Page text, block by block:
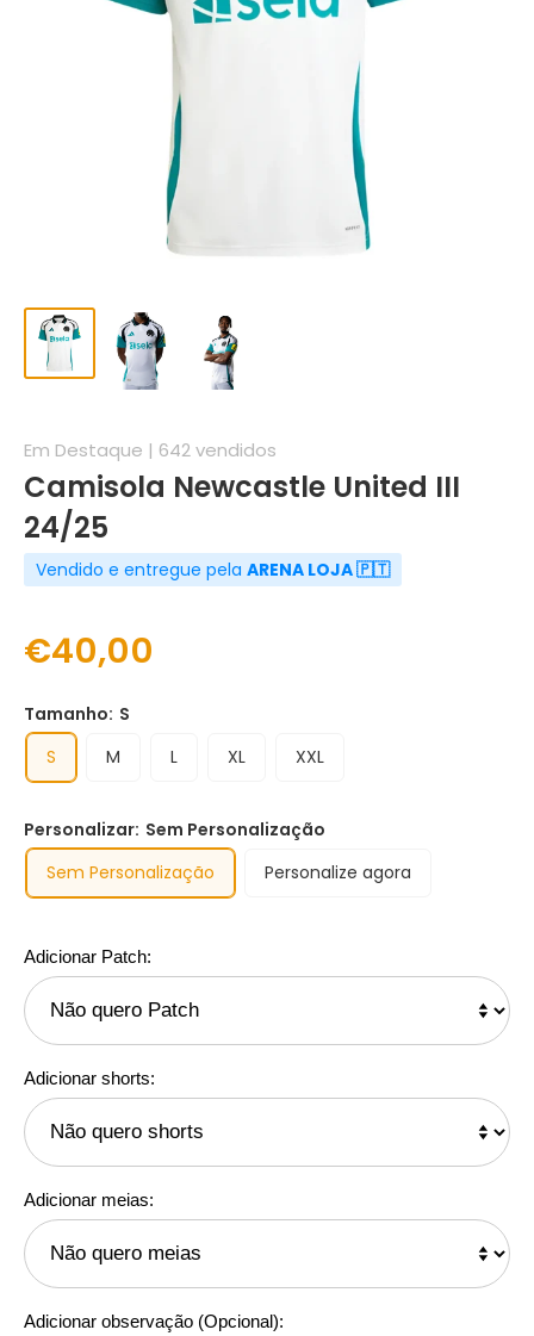
Em Destaque | 642 vendidos
Camisola Newcastle United III
24/25
Vendido e entregue pela ARENA LOJA 🇵🇹
€40,00
Tamanho: S
S
M L XL XXL
Personalizar: Sem Personalização
Sem Personalização
Personalize agora
Adicionar Patch:
Adicionar shorts:
Adicionar meias:
Adicionar observação (Opcional):